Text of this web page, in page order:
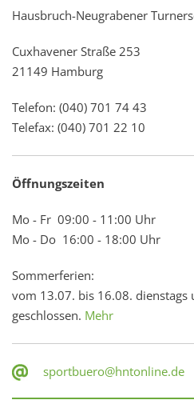
Hausbruch-Neugrabener
Cuxhavener Straße 253
21149 Hamburg
Telefon: (040) 701 74 43
Telefax: (040) 701 22 10
Öffnungszeiten
Mo - Fr 09:00 - 11:00 Uhr
Mo - Do 16:00 - 18:00 Uhr
Sommerferien:
vom 13.07. bis 16.08. dienstags
geschlossen. Mehr
sportbuero@hntonline.de